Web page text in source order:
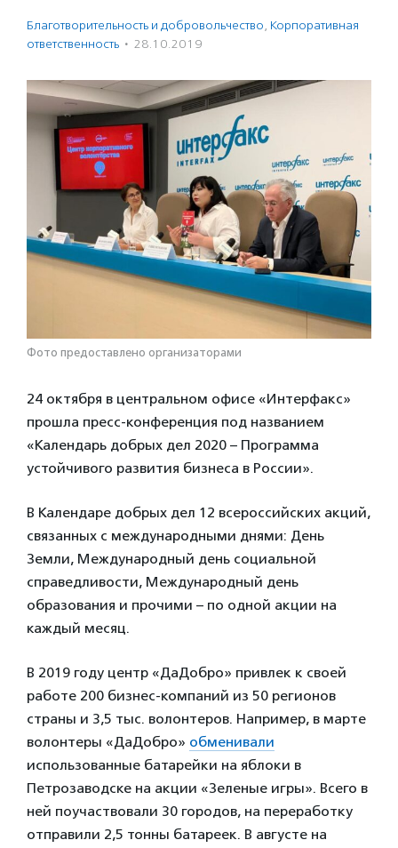
Благотвори­тель­ность и доброволь­чест­во, Корпоративная
ответственность · 28.10.2019
Фото предоставлено организаторами
24 октября в центральном офисе «Интерфакс»
прошла пресс-конференция под названием
«Календарь добрых дел 2020 – Программа
устойчивого развития бизнеса в России».
В Календаре добрых дел 12 всероссийских акций,
связанных с международными днями: День
Земли, Международный день социальной
справедливости, Международный день
образования и прочими – по одной акции на
каждый месяц.
В 2019 году центр «ДаДобро» привлек к своей
работе 200 бизнес-компаний из 50 регионов
страны и 3,5 тыс. волонтеров. Например, в марте
волонтеры «ДаДобро» обменивали
использованные батарейки на яблоки в
Петрозаводске на акции «Зеленые игры». Всего в
ней поучаствовали 30 городов, на переработку
отправили 2,5 тонны батареек. В августе на